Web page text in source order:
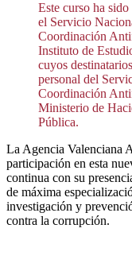
Este curso ha
el Servicio
Coordinación
Instituto de
cuyos
personal del
Coordinación
Ministerio de
Pública.
La Agencia Valenciana
participación en esta
continua con su
de máxima
investigación y
contra la corrupción.